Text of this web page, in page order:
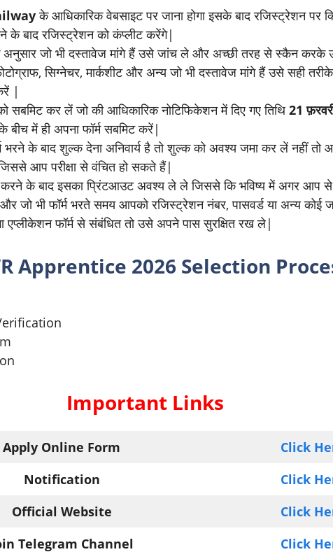
के आधिकारिक वेबसाइट पर जाना होगा इसके बाद रजिस्ट्रेशन पर
के बाद रजिस्ट्रेशन को कंप्लीट करेंगे|
जो भी दस्तावेज मांगे हैं उसे जांच ले और अच्छी तरह से स्कैन करके
सिग्नेचर, मार्कशीट और अन्य जो भी दस्तावेज मांगे हैं उसे सही
|
सबमिट कर लें जो की आधिकारिक नोटिफिकेशन में दिए गए तिथि 21
बीच में ही अपना फॉर्म सबमिट करें|
भरने के बाद शुल्क देना अनिवार्य है तो शुल्क को अवश्य जमा कर लें नहीं तो
जिससे आप परीक्षा से वंचित हो सकते हैं|
करने के बाद इसका प्रिंटआउट अवश्य ले ले जिससे कि भविष्य में अगर आप से
भी फॉर्म भरते समय आपको रजिस्ट्रेशन नंबर, पासवर्ड या अन्य कोई
एप्लीकेशन फॉर्म से संबंधित तो उसे अपने पास सुरक्षित रख ले|
Apprentice 2026 Selection
Important Links
Apply Online Form
Click
Notification
Click
Official Website
Click
Telegram Channel
Click